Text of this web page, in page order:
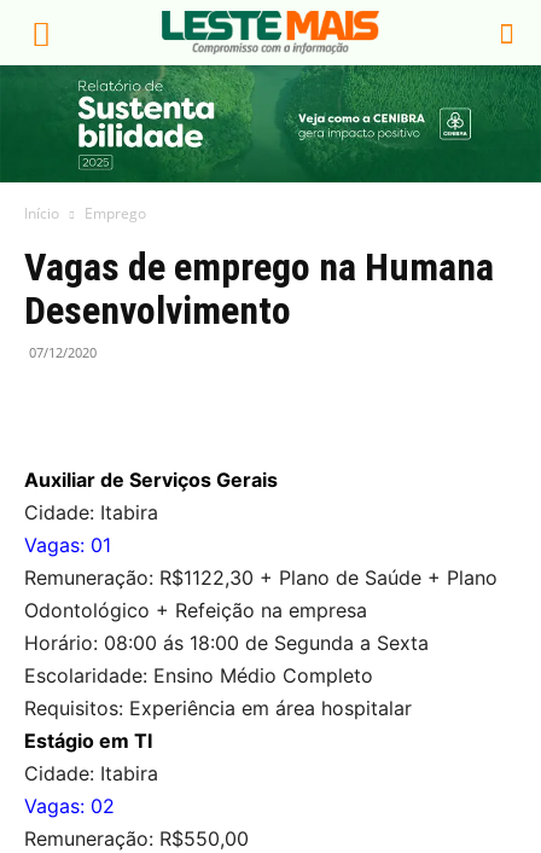
Início Emprego
Vagas de emprego na Humana
Desenvolvimento
07/12/2020
Auxiliar de Serviços Gerais
Cidade: Itabira
Vagas: 01
Remuneração: R$1122,30 + Plano de Saúde + Plano
Odontológico + Refeição na empresa
Horário: 08:00 ás 18:00 de Segunda a Sexta
Escolaridade: Ensino Médio Completo
Requisitos: Experiência em área hospitalar
Estágio em TI
Cidade: Itabira
Vagas: 02
Remuneração: R$550,00